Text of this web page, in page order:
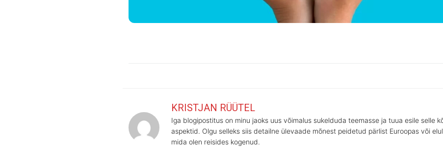
KRISTJAN RÜÜTEL
Iga blogipostitus on minu jaoks uus võimalus sukelduda teemasse ja tuua esile selle
aspektid. Olgu selleks siis detailne ülevaade mõnest peidetud pärlist Euroopas või
mida olen reisides kogenud.